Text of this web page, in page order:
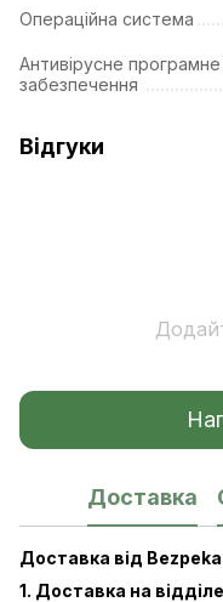
Операційна система
Антивірусне програмне
забезпечення
Відгуки
Доставка
Доставка від
1. Доставка на